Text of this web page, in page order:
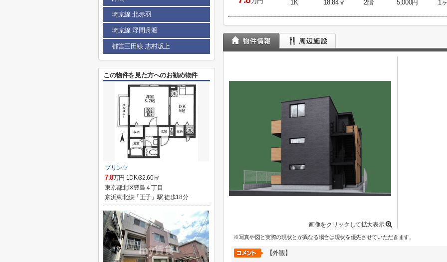
1K 18.84㎡ 2階 5,000円 1
画像をクリックして拡大表示
※写真や図と実際の現状とが異なる場合は現状を優先させていただきます。
【外観】
埼京線 北赤羽
埼京線 浮間舟渡
都営三田線 志村坂上
この物件を見た方へのお勧め物件
プリンツ
7.8万円 1DK/32.60㎡
東京都北区豊島４丁目
京浜東北線「王子」駅 徒歩18分